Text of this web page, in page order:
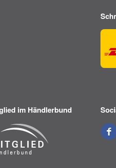
im Händlerbund